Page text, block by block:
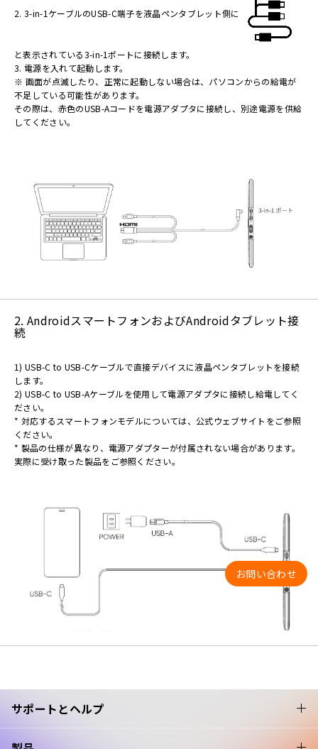
2. 3-in-1ケーブルのUSB-C端子を液晶ペンタブレット側に
と表示されている3-in-1ポートに接続します。
3. 電源を入れて起動します。
※ 画面が点滅したり、正常に起動しない場合は、パソコンからの給電が
不足している可能性があります。
その際は、赤色のUSB-Aコードを電源アダプタに接続し、別途電源を供給
してください。
2. AndroidスマートフォンおよびAndroidタブレット接
続
1) USB-C to USB-Cケーブルで直接デバイスに液晶ペンタブレットを接続
します。
2) USB-C to USB-Aケーブルを使用して電源アダプタに接続し給電してく
ださい。
* 対応するスマートフォンモデルについては、公式ウェブサイトをご参照
ください。
* 製品の仕様が異なり、電源アダプターが付属されない場合があります。
実際に受け取った製品をご参照ください。
サポートとヘルプ
お問い合わせ